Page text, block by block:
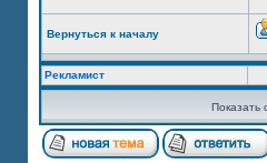
Вернуться к началу
Рекламист
Показать